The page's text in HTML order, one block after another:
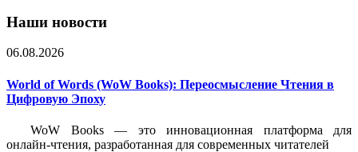
Наши новости
06.08.2026
World of Words (WoW Books): Переосмысление Чтения в
Цифровую Эпоху
WoW Books — это инновационная платформа для
онлайн-чтения, разработанная для современных читателей